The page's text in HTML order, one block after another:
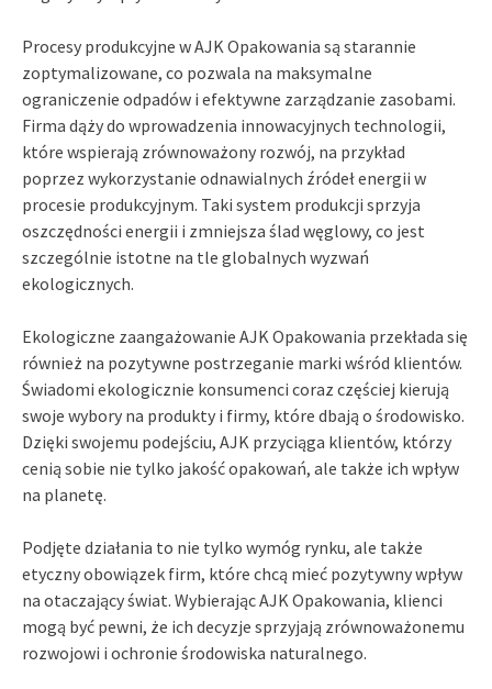
Procesy produkcyjne w AJK Opakowania są starannie
zoptymalizowane, co pozwala na maksymalne
ograniczenie odpadów i efektywne zarządzanie zasobami.
Firma dąży do wprowadzenia innowacyjnych technologii,
które wspierają zrównoważony rozwój, na przykład
poprzez wykorzystanie odnawialnych źródeł energii w
procesie produkcyjnym. Taki system produkcji sprzyja
oszczędności energii i zmniejsza ślad węglowy, co jest
szczególnie istotne na tle globalnych wyzwań
ekologicznych.
Ekologiczne zaangażowanie AJK Opakowania przekłada się
również na pozytywne postrzeganie marki wśród klientów.
Świadomi ekologicznie konsumenci coraz częściej kierują
swoje wybory na produkty i firmy, które dbają o środowisko.
Dzięki swojemu podejściu, AJK przyciąga klientów, którzy
cenią sobie nie tylko jakość opakowań, ale także ich wpływ
na planetę.
Podjęte działania to nie tylko wymóg rynku, ale także
etyczny obowiązek firm, które chcą mieć pozytywny wpływ
na otaczający świat. Wybierając AJK Opakowania, klienci
mogą być pewni, że ich decyzje sprzyjają zrównoważonemu
rozwojowi i ochronie środowiska naturalnego.